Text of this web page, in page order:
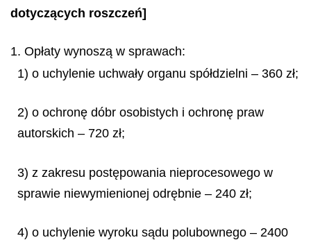
dotyczących roszczeń]
1. Opłaty wynoszą w sprawach:
1) o uchylenie uchwały organu spółdzielni – 360 zł;
2) o ochronę dóbr osobistych i ochronę praw
autorskich – 720 zł;
3) z zakresu postępowania nieprocesowego w
sprawie niewymienionej odrębnie – 240 zł;
4) o uchylenie wyroku sądu polubownego – 2400